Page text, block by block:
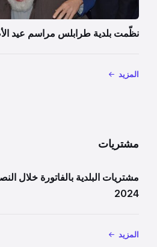
نظّمت بلدية طرابلس مراسم عيد
المزيد
مشتريات
مشتريات البلدية بالفاتورة خلال
2024
المزيد